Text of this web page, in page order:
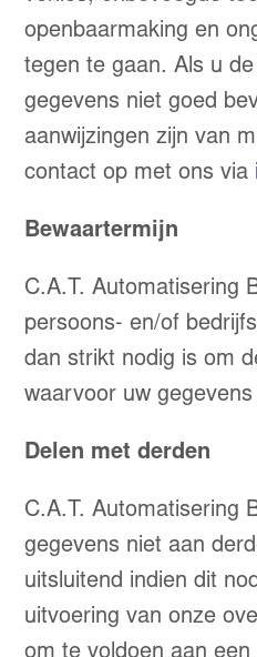
openbaarmaking en
tegen te gaan. Als u
gegevens niet goed
aanwijzingen zijn van
contact op met ons via
Bewaartermijn
C.A.T. Automatisering
persoons- en/of
dan strikt nodig is om
waarvoor uw
Delen met derden
C.A.T. Automatisering
gegevens niet aan
uitsluitend indien dit
uitvoering van onze
om te voldoen aan